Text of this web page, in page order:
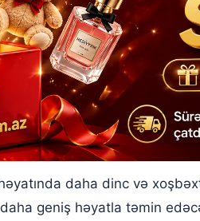
daha dinc və
daha geniş həyatla təmin